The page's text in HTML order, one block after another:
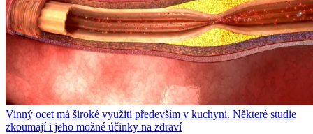
Vinný ocet má široké využití především v kuchyni. Některé studie
zkoumají i jeho možné účinky na zdraví